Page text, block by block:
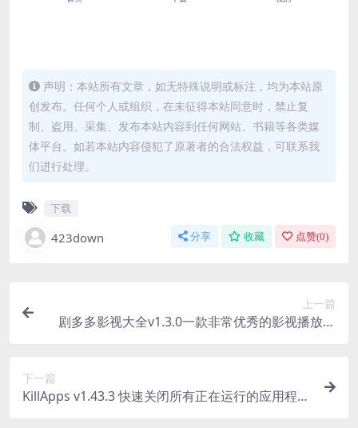
声明：本站所有文章，如无特殊说明或标注，均为本站原
创发布。任何个人或组织，在未征得本站同意时，禁止复
制、盗用、采集、发布本站内容到任何网站、书籍等各类媒
体平台。如若本站内容侵犯了原著者的合法权益，可联系我
们进行处理。
下载
423down 分享 收藏 点赞(0)
上一篇
剧多多影视大全v1.3.0一款非常优秀的影视播放软
下一篇
KillApps v1.43.3 快速关闭所有正在运行的应用程